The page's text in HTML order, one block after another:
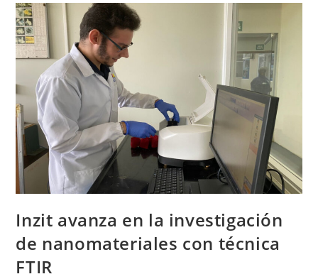
Inzit avanza en la investigación
de nanomateriales con técnica
FTIR